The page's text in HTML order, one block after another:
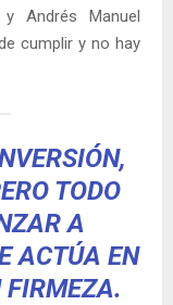
Andrés Manuel
cumplir y no hay
TODO
A
ACTÚA EN
FIRMEZA.